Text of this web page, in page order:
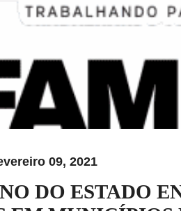
09, 2021
DO ESTADO